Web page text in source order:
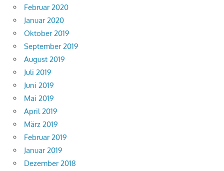
Februar 2020
Januar 2020
Oktober 2019
September 2019
August 2019
Juli 2019
Juni 2019
Mai 2019
April 2019
März 2019
Februar 2019
Januar 2019
Dezember 2018